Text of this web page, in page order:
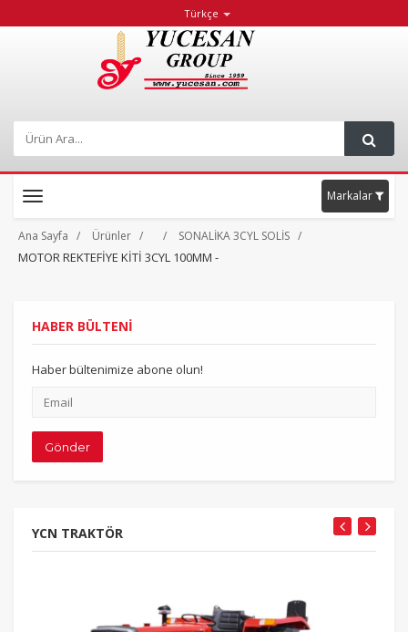
Türkçe
Toggle
Markalar
Ana Sayfa Ürünler SONALİKA 3CYL SOLİS
MOTOR REKTEFİYE KİTİ 3CYL 100MM -
HABER BÜLTENİ
Haber bültenimize abone olun!
adresiniz
Gönder
YCN TRAKTÖR